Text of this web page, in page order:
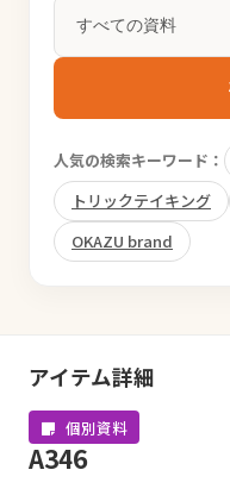
人気の検索キーワード：
トリックテイキング
OKAZU brand
アイテム詳細
個別資料
A346